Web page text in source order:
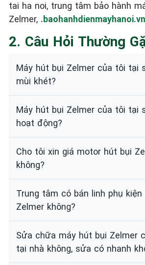
tai ha noi, trung tâm bảo hành
Zelmer, .baohanhdienmayhanoi.vn
2. Câu Hỏi Thường
Máy hút bụi Zelmer của tôi tại
mùi khét?
Máy hút bụi Zelmer của tôi tại
hoạt động?
Cho tôi xin giá motor hút bụi
không?
Trung tâm có bán linh phụ
Zelmer không?
Sửa chữa máy hút bụi Zelmer
tại nhà không, sửa có nhanh